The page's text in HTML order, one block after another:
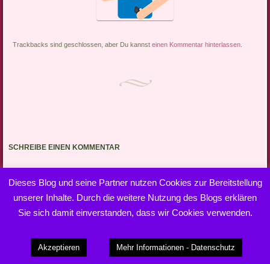
Trackbacks sind geschlossen, aber Du kannsteinen Kommentar hinterlassen
SCHREIBE EINEN KOMMENTAR
Dieses Blog läuft mit WordPress |Theme: Bouquet von
WordPress.com
Dieses Blog und seine Partner nutzen Cookies zur Bereitstellung
unserer Inhalte. Durch die weitere Nutzung des Blogs erklären
Sie sich damit einverstanden, dass wir Cookies verwenden.
Akzeptieren Mehr Informationen - Datenschutz